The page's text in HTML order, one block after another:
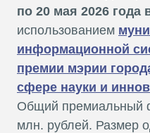
по 20 мая 2026 года
использованием
информационной
премии мэрии
сфере науки и
Общий премиальный
млн. рублей. Размер